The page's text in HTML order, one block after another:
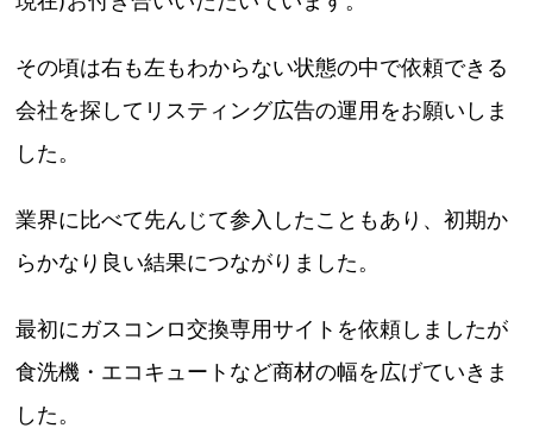
その頃は右も左もわからない状態の中で依頼できる
会社を探してリスティング広告の運用をお願いしま
した。
業界に比べて先んじて参入したこともあり、初期か
らかなり良い結果につながりました。
最初にガスコンロ交換専用サイトを依頼しましたが
食洗機・エコキュートなど商材の幅を広げていきま
した。